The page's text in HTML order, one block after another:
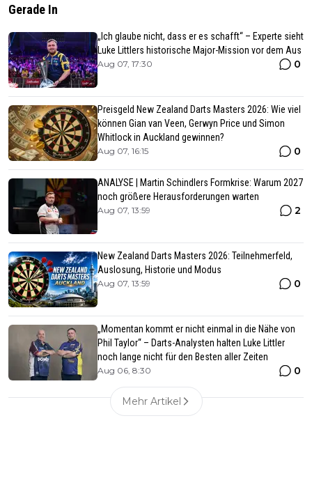
Gerade In
„Ich glaube nicht, dass er es schafft“ – Experte sieht
Luke Littlers historische Major-Mission vor dem Aus
Aug 07, 17:30 0
Preisgeld New Zealand Darts Masters 2026: Wie viel
können Gian van Veen, Gerwyn Price und Simon
Whitlock in Auckland gewinnen?
Aug 07, 16:15 0
ANALYSE | Martin Schindlers Formkrise: Warum 2027
noch größere Herausforderungen warten
Aug 07, 13:59 2
New Zealand Darts Masters 2026: Teilnehmerfeld,
Auslosung, Historie und Modus
Aug 07, 13:59 0
„Momentan kommt er nicht einmal in die Nähe von
Phil Taylor“ – Darts-Analysten halten Luke Littler
noch lange nicht für den Besten aller Zeiten
Aug 06, 8:30 0
Mehr Artikel